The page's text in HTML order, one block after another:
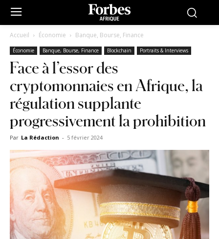
Accueil Économie Banque, Bourse, Finance
Économie Banque, Bourse, Finance Blockchain Portraits & Interviews
Face à l’essor des
cryptomonnaies en Afrique, la
régulation supplante
progressivement la prohibition
Par La Rédaction - 5 février 2024